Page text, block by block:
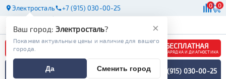
Электросталь +7 (915) 030-00-25 0 0
АКБ
БЕСПЛАТНАЯ
ЗАРЯДКА И ДИАГНОСТИКА
ПОДБОР АККУМУЛЯТОРА
СПЕЦИАЛИСТОМ +7 (915) 030-00-25
×
Ваш город: Электросталь?
Покажем актуальные цены и наличие для вашего
города.
Да Сменить город